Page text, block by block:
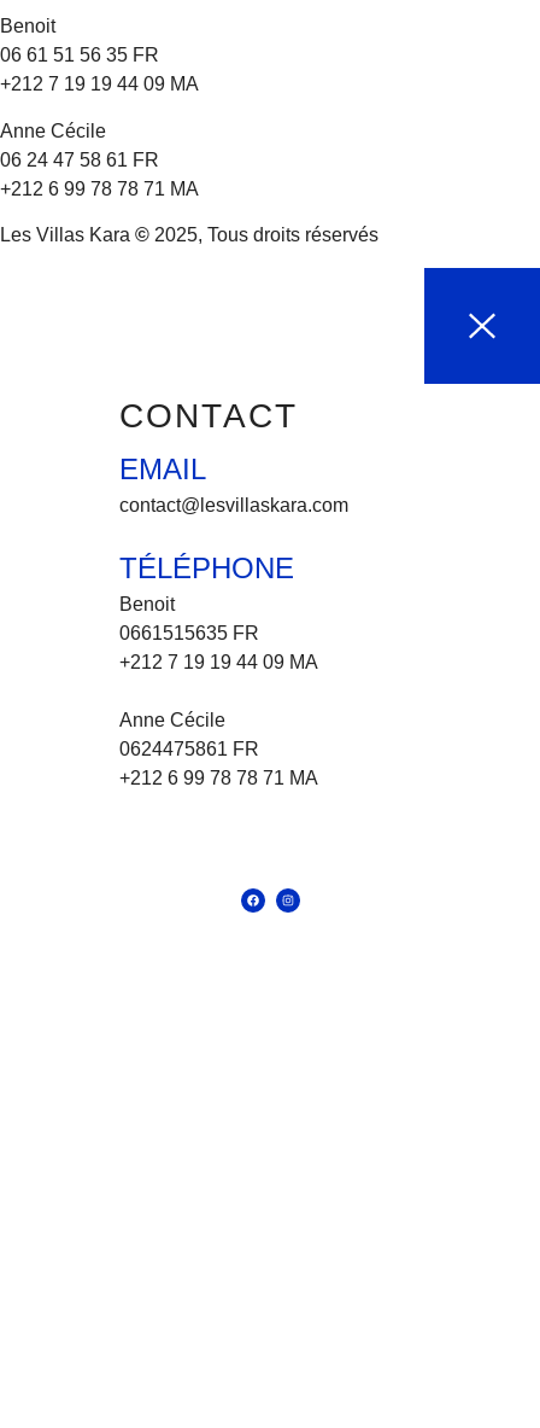
Benoit
06 61 51 56 35 FR
+212 7 19 19 44 09 MA
Anne Cécile
06 24 47 58 61 FR
+212 6 99 78 78 71 MA
Les Villas Kara © 2025, Tous droits réservés
CONTACT
EMAIL
contact@lesvillaskara.com
TÉLÉPHONE
Benoit
0661515635 FR
+212 7 19 19 44 09 MA
Anne Cécile
0624475861 FR
+212 6 99 78 78 71 MA